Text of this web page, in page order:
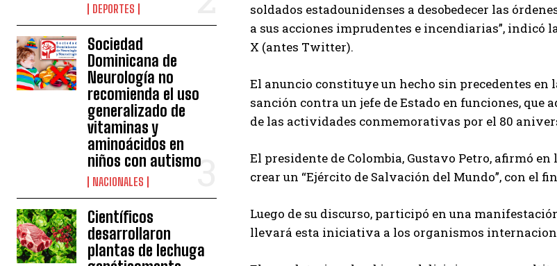
DEPORTES
Sociedad
Dominicana de
Neurología no
recomienda el uso
generalizado de
vitaminas y
aminoácidos en
niños con autismo
NACIONALES
Científicos
desarrollaron
plantas de lechuga
soldados estadounidenses a desobedecer las
a sus acciones imprudentes e incendiarias”, indicó
X (antes Twitter).
El anuncio constituye un hecho sin precedentes en
sanción contra un jefe de Estado en funciones, que
de las actividades conmemorativas por el 80
El presidente de Colombia, Gustavo Petro, afirmó
crear un “Ejército de Salvación del Mundo”, con el
Luego de su discurso, participó en una
llevará esta iniciativa a los organismos